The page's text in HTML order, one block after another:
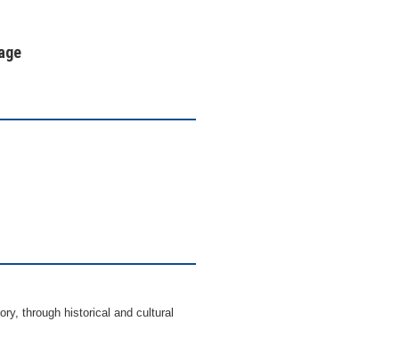
through historical and cultural